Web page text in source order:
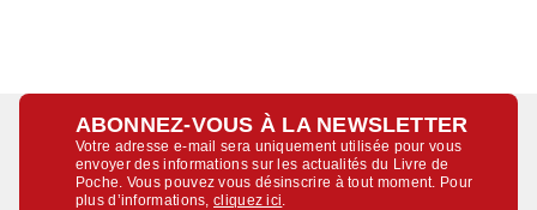
ABONNEZ-VOUS À LA NEWSLETTER
Votre adresse e-mail sera uniquement utilisée pour vous
envoyer des informations sur les actualités du Livre de
Poche. Vous pouvez vous désinscrire à tout moment. Pour
plus d’informations,cliquez ici